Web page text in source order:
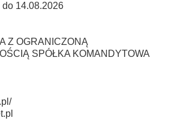
do 14.08.2026
Z OGRANICZONĄ
SPÓŁKA KOMANDYTOWA